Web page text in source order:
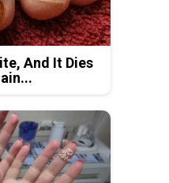
And It Dies